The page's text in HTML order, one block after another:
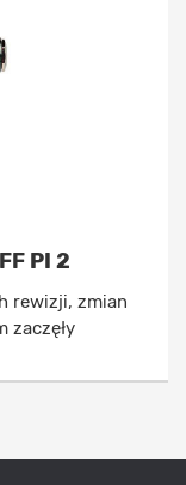
PI 2
rewizji, zmian
zaczęły